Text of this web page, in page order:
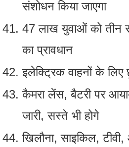
संशोधन किया जाएगा
47 लाख युवाओं को तीन
का प्रावधान
इलेक्ट्रिक वाहनों के लिए
कैमरा लेंस, बैटरी पर
जारी, सस्‍ते भी होगे
खिलौना, साइकिल,